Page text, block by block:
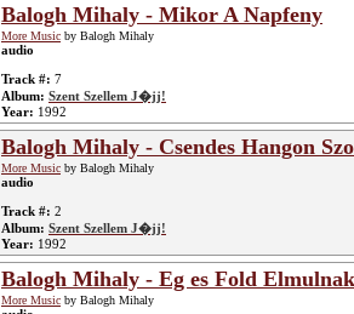
Balogh Mihaly - Mikor A Napfeny
More Music by Balogh Mihaly
audio
Track #: 7
Album: Szent Szellem J�jj!
Year: 1992
Balogh Mihaly - Csendes Hangon
More Music by Balogh Mihaly
audio
Track #: 2
Album: Szent Szellem J�jj!
Year: 1992
Balogh Mihaly - Eg es Fold Elmulnak
More Music by Balogh Mihaly